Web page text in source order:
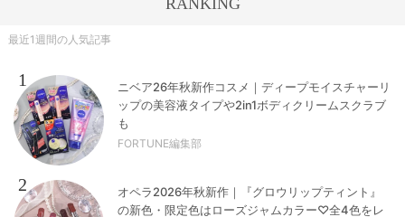
RANKING
最近1週間の人気記事
1
ニベア26年秋新作コスメ｜ディープモイスチャーリ
ップの美容液タイプや2in1ボディクリームスクラブ
も
FORTUNE編集部
2
オペラ2026年秋新作｜『グロウリップティント』
の新色・限定色はローズジャムカラー♡全4色をレ